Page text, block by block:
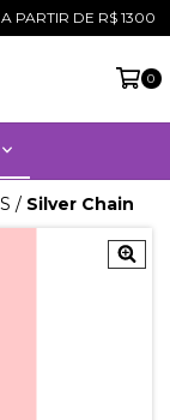
PARTIR DE R$ 1300
0
/ Silver Chain